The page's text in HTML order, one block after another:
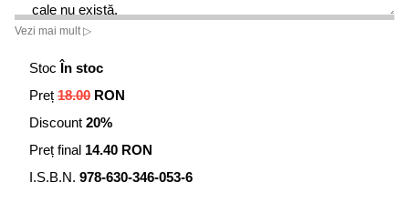
cale nu există.
În budism ești singur. Nu există Dumnezeu. Întreaga
Multă singurătate. O singurătate profundă. În creș­ti­nism
însă ai un ajutor, un tovarăș de drum. Și, mai mult: Îl ai pe
iubește, Se interesează de tine, chiar și când tu nu‑ți dai
seama de asta. Îi vorbești. Îi spui ce simți. Există dialog.
O relație. Și te afli în preajma Cuiva.
Vezi mai mult ▷
Stoc În stoc
Preț 18.00 RON
Discount 20%
Preț final 14.40 RON
I.S.B.N. 978-630-346-053-6